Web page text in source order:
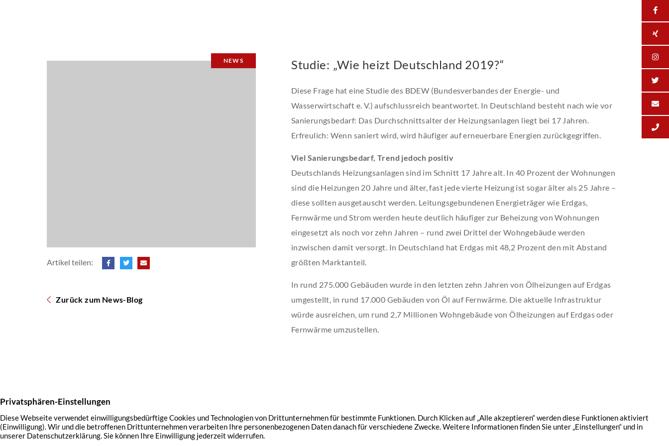
NEWS
Artikel teilen:
Zurück zum News-Blog
Studie: „Wie heizt Deutschland 2019?“
Diese Frage hat eine Studie des BDEW (Bundesverbandes der Energie- und
Wasserwirtschaft e. V.) aufschlussreich beantwortet. In Deutschland besteht nach wie vor
Sanierungsbedarf: Das Durchschnittsalter der Heizungsanlagen liegt bei 17 Jahren.
Erfreulich: Wenn saniert wird, wird häufiger auf erneuerbare Energien zurückgegriffen.
Viel Sanierungsbedarf, Trend jedoch positiv
Deutschlands Heizungsanlagen sind im Schnitt 17 Jahre alt. In 40 Prozent der Wohnungen
sind die Heizungen 20 Jahre und älter, fast jede vierte Heizung ist sogar älter als 25 Jahre –
diese sollten ausgetauscht werden. Leitungsgebundenen Energieträger wie Erdgas,
Fernwärme und Strom werden heute deutlich häufiger zur Beheizung von Wohnungen
eingesetzt als noch vor zehn Jahren – rund zwei Drittel der Wohngebäude werden
inzwischen damit versorgt. In Deutschland hat Erdgas mit 48,2 Prozent den mit Abstand
größten Marktanteil.
In rund 275.000 Gebäuden wurde in den letzten zehn Jahren von Ölheizungen auf Erdgas
umgestellt, in rund 17.000 Gebäuden von Öl auf Fernwärme. Die aktuelle Infrastruktur
würde ausreichen, um rund 2,7 Millionen Wohngebäude von Ölheizungen auf Erdgas oder
Fernwärme umzustellen.
Über uns